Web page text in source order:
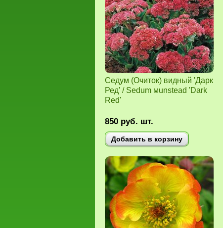
Седум (Очиток) видный 'Дарк
Ред' / Sedum мunstead 'Dark
Red'
850 руб. шт.
Добавить в корзину